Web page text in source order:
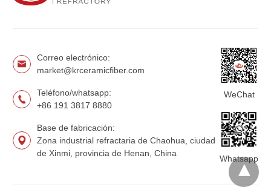
Correo electrónico:
market@krceramicfiber.com
Teléfono/whatsapp:
+86 191 3817 8880
Base de fabricación:
Zona industrial refractaria de Chaohua, ciudad
de Xinmi, provincia de Henan, China
WeChat
Whatsapp